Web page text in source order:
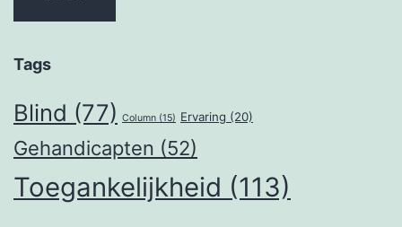
Tags
Blind (77) Column (15) Ervaring (20)
Gehandicapten (52)
Toegankelijkheid (113)